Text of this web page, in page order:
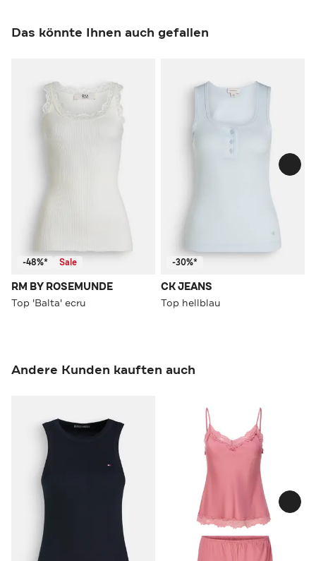
Das könnte Ihnen auch gefallen
-48%* Sale
RM BY ROSEMUNDE
Top 'Balta' ecru
-30%*
CK JEANS
Top hellblau
Andere Kunden kauften auch